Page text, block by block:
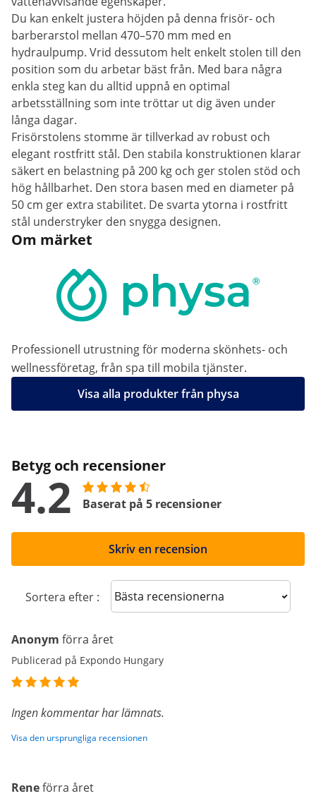
Du kan enkelt justera höjden på denna frisör- och
barberarstol mellan 470–570 mm med en
hydraulpump. Vrid dessutom helt enkelt stolen till den
position som du arbetar bäst från. Med bara några
enkla steg kan du alltid uppnå en optimal
arbetsställning som inte tröttar ut dig även under
långa dagar.
Frisörstolens stomme är tillverkad av robust och
elegant rostfritt stål. Den stabila konstruktionen klarar
säkert en belastning på 200 kg och ger stolen stöd och
hög hållbarhet. Den stora basen med en diameter på
50 cm ger extra stabilitet. De svarta ytorna i rostfritt
stål understryker den snygga designen.
Om märket
Professionell utrustning för moderna skönhets- och
wellnessföretag, från spa till mobila tjänster.
Visa alla produkter från physa
Betyg och recensioner
4.2 Baserat på 5 recensioner
Skriv en recension
Sortera efter : Sort reviews
Anonym förra året
Publicerad på Expondo Hungary
Ingen kommentar har lämnats.
Visa den ursprungliga recensionen
Reneförra året